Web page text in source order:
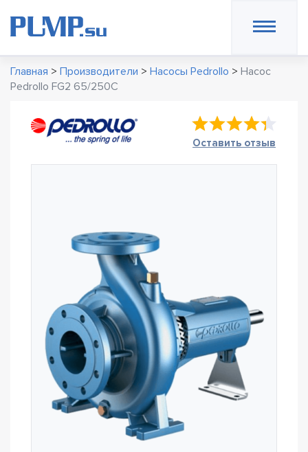
Главная > Производители > Насосы Pedrollo > Насос
Pedrollo FG2 65/250C
Оставить отзыв